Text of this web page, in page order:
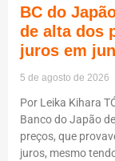
BC do
de alta dos
juros em
5 de agosto de 2026
Por Leika Kihara
Banco do Japão
preços, que
juros, mesmo